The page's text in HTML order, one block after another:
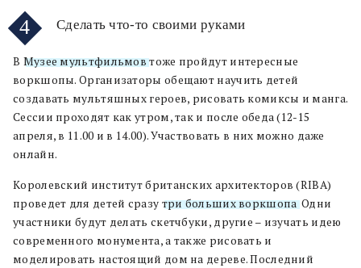
4 Сделать что-то своими руками
В Музее мультфильмовтоже пройдут интересные
воркшопы. Организаторы обещают научить детей
создавать мультяшных героев, рисовать комиксы и манга.
Сессии проходят как утром, так и после обеда (12-15
апреля, в 11.00 и в 14.00). Участвовать в них можно даже
онлайн.
Королевский институт британских архитекторов (RIBA)
проведет для детей сразу три больших воркшопа. Одни
участники будут делать скетчбуки, другие – изучать идею
современного монумента, а также рисовать и
моделировать настоящий дом на дереве. Последний